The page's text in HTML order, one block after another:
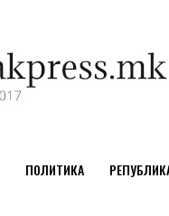
ПОЛИТИКА